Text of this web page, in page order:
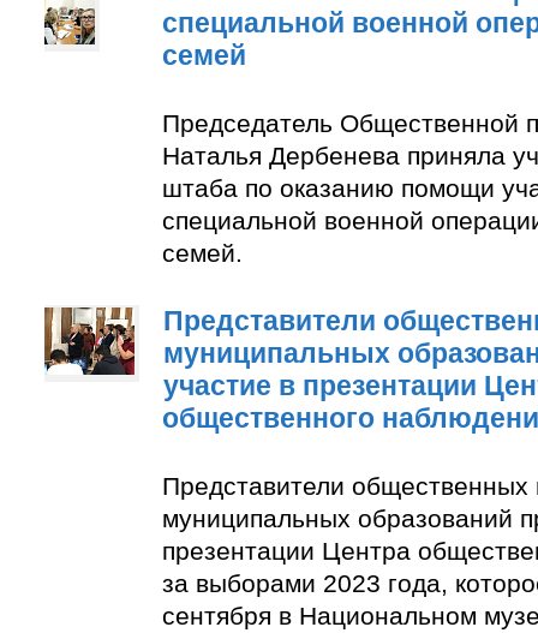
специальной военной
семей
Председатель Общественной
Наталья Дербенева приняла
штаба по оказанию помощи
специальной военной
семей.
Представители
муниципальных
участие в презентации
общественного
Представители общественных
муниципальных образований
презентации Центра
за выборами 2023 года,
сентября в Национальном